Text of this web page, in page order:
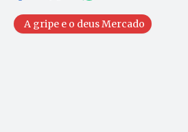
A gripe e o deus Mercado